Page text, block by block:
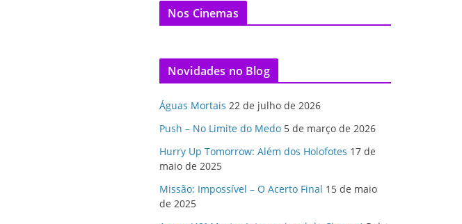
Nos Cinemas
Novidades no Blog
Águas Mortais 22 de julho de 2026
Push – No Limite do Medo 5 de março de 2026
Hurry Up Tomorrow: Além dos Holofotes 17 de
maio de 2025
Missão: Impossível – O Acerto Final 15 de maio
de 2025